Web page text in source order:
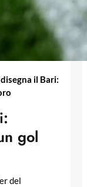
il Bari:
gol
del